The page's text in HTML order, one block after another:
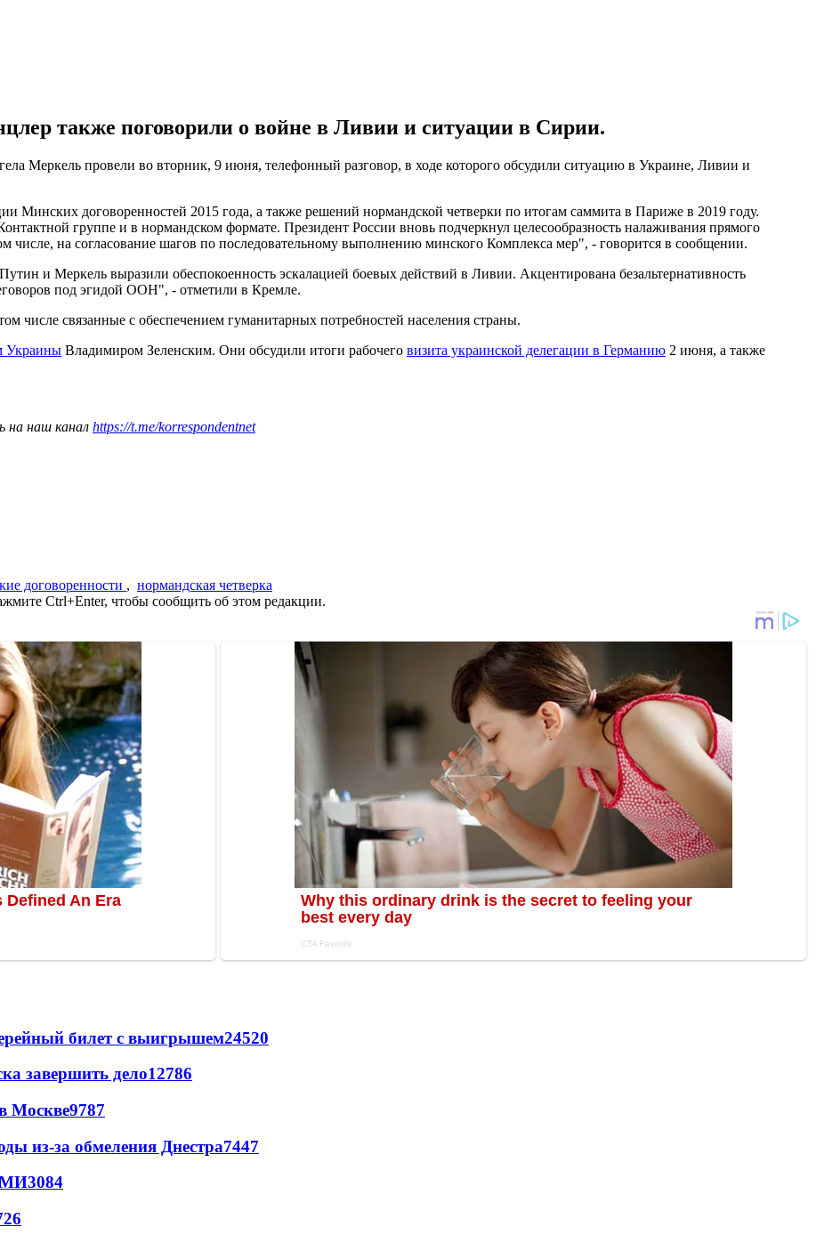
также поговорили о войне в Ливии и ситуации в Сирии.
Меркель провели во вторник, 9 июня, телефонный разговор, в ходе которого обсудили ситуацию в Украине, Ливии и
Минских договоренностей 2015 года, а также решений нормандской четверки по итогам саммита в Париже в 2019 году.
группе и в нормандском формате. Президент России вновь подчеркнул целесообразность налаживания прямого
числе, на согласование шагов по последовательному выполнению минского Комплекса мер", - говорится в сообщении.
и Меркель выразили обеспокоенность эскалацией боевых действий в Ливии. Акцентирована безальтернативность
под эгидой ООН", - отметили в Кремле.
числе связанные с обеспечением гуманитарных потребностей населения страны.
Украины Владимиром Зеленским. Они обсудили итоги рабочего визита украинской делегации в Германию 2 июня, а также
на наш канал https://t.me/korrespondentnet
договоренности , нормандская четверка
Ctrl+Enter, чтобы сообщить об этом редакции.
билет с выигрышем24520
завершить дело12786
Москве9787
из-за обмеления Днестра7447
3084